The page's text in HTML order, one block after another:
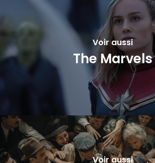
Voir aussi
The Marvels
Voir aussi